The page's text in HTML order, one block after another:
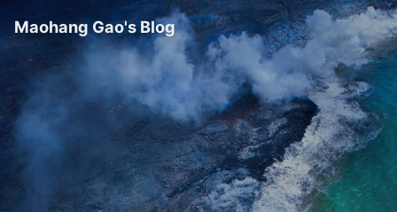
Maohang Gao's Blog